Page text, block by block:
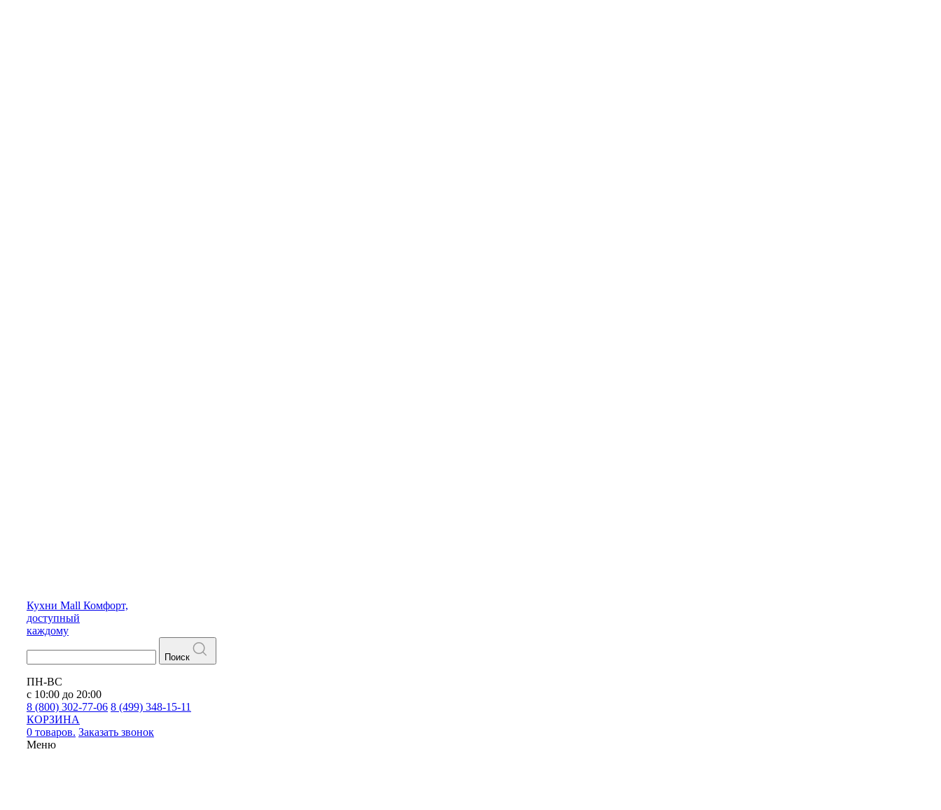
Кухни Mall Комфорт,
доступный
каждому
Поиск
ПН-ВС
с 10:00 до 20:00
8 (800) 302-77-06 8 (499) 348-15-11
КОРЗИНА
0 товаров. Заказать звонок
Меню